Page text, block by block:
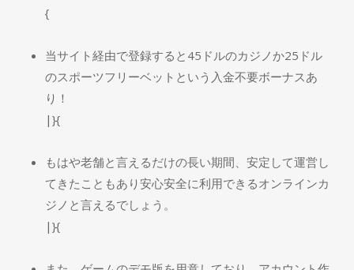
{
当サイト経由で登録すると45ドルのカジノか25ドル
のスポーツフリーベットという入金不要ボーナスあ
り！
|}{
もはや老舗と言えるだけの長い期間、安定して運営し
てきたこともあり安心安全に利用できるオンラインカ
ジノと言えるでしょう。
|}{